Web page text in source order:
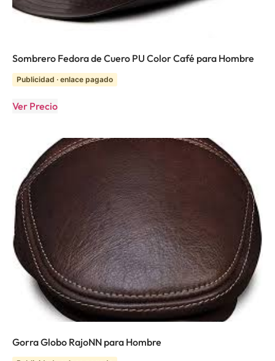
Sombrero Fedora de Cuero PU Color Café para Hombre
Publicidad · enlace pagado
Ver Precio
Gorra Globo RajoNN para Hombre